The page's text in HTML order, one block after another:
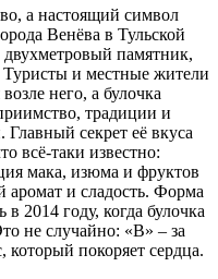
а настоящий символ
Венёва в Тульской
двухметровый памятник,
Туристы и местные жители
него, а булочка
традиции и
секрет её вкуса
всё-таки известно:
мака, изюма и фруктов
аромат и сладость. Форма
2014 году, когда булочка
не случайно: «В» – за
который покоряет сердца.